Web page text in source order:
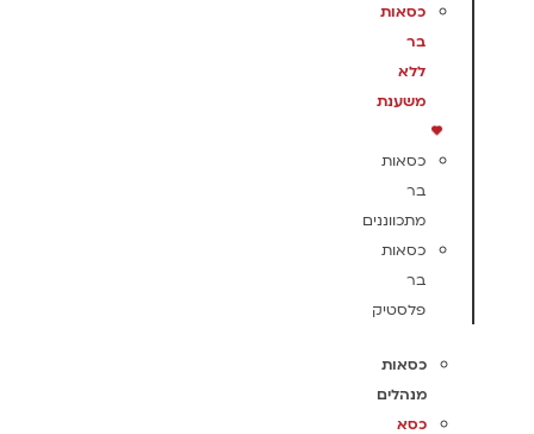
כסאות
בר
ללא
משענת
כסאות
בר
מתכווננים
כסאות
בר
פלסטיק
כסאות
מנהלים
כסא